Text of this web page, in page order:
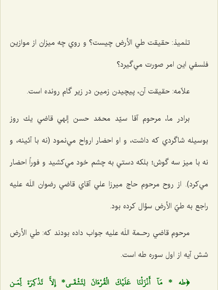
تلميذ: حقيقت طي الأرض چيست؟ و روي چه ميزان از موازين
فلسفي اين امر صورت مي‌گيرد؟
علاّمه: حقيقت آن، پيچيدن زمين در زير گام رونده است.
برادر ما، مرحوم آقا سيّد محمّد حسن إلهي قاضي يك روز
بوسيله شاگردي كه داشت، و او احضار ارواح مي‌نمود (نه با آئينه، و
نه با ميز سه گوش؛ بلكه دستي به چشم خود مي‌كشيد و فوراً احضار
مي‌كرد). از روح مرحوم حاج ميرزا علي آقاي قاضي رضوان اللَه عليه
راجع به طيّ الأرض سؤال كرده بود.
مرحوم قاضي رحـمة اللَه عليه جواب داده بودند كه: طي الأرض
شش آيه از اول سوره طه است.
﴿طه * مَآ أَنْزَلْنَا عَلَيْكَ الْقُرْءَ‌انَ لِتَشْقَـي* إِلاَّ تَذْكِرَة لِّمَـن